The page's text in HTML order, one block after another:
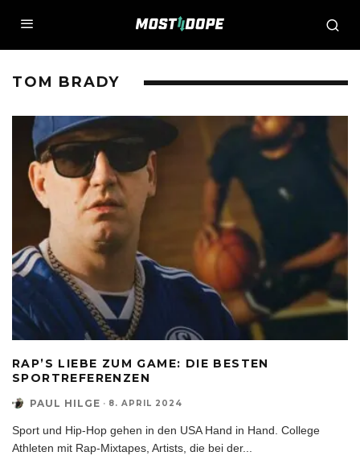
TOM BRADY
RAP’S LIEBE ZUM GAME: DIE BESTEN
SPORTREFERENZEN
PAUL HILGE · 8. APRIL 2024
Sport und Hip-Hop gehen in den USA Hand in Hand. College
Athleten mit Rap-Mixtapes, Artists, die bei der...